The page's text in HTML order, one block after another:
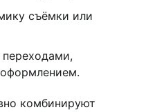
съёмки или
комбинируют